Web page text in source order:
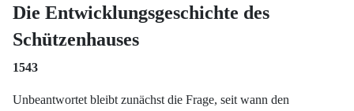
Die Entwicklungsgeschichte des
Schützenhauses
1543
Unbeantwortet bleibt zunächst die Frage, seit wann den